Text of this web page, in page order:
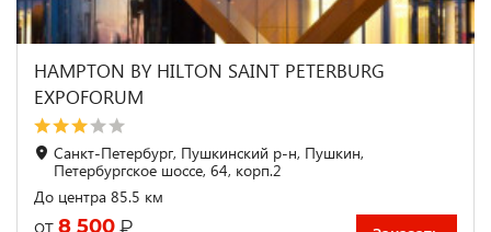
HAMPTON BY HILTON SAINT PETERBURG
EXPOFORUM
Санкт-Петербург, Пушкинский р-н, Пушкин,
Петербургское шоссе, 64, корп.2
До центра 85.5 км
от 8 500 ₽